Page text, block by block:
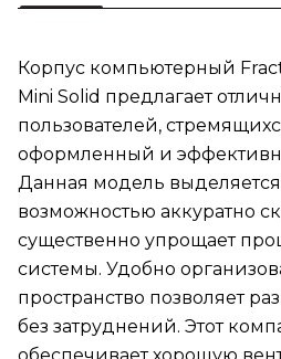
Корпус компьютерный
Mini Solid предлагает
пользователей,
оформленный и
Данная модель
возможностью аккуратно
существенно упрощает
системы. Удобно
пространство позволяет
без затруднений. Этот